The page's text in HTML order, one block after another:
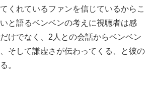
くれているファンを信じているからこ
と語るベンベンの考えに視聴者は感
けでなく、2人との会話からベンベン
そして謙虚さが伝わってくる、と彼の
。